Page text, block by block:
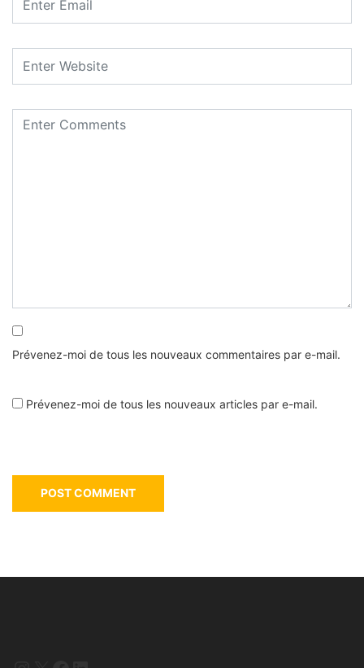
Prévenez-moi de tous les nouveaux commentaires par e-mail.
Prévenez-moi de tous les nouveaux articles par e-mail.